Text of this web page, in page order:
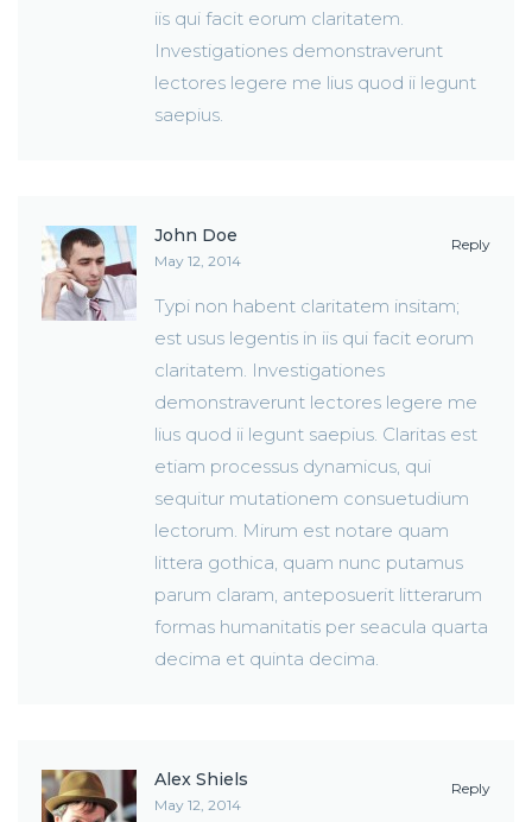
iis qui facit eorum claritatem.
Investigationes demonstraverunt
lectores legere me lius quod ii legunt
saepius.
Reply
John Doe
May 12, 2014
Typi non habent claritatem insitam;
est usus legentis in iis qui facit eorum
claritatem. Investigationes
demonstraverunt lectores legere me
lius quod ii legunt saepius. Claritas est
etiam processus dynamicus, qui
sequitur mutationem consuetudium
lectorum. Mirum est notare quam
littera gothica, quam nunc putamus
parum claram, anteposuerit litterarum
formas humanitatis per seacula quarta
decima et quinta decima.
Reply
Alex Shiels
May 12, 2014